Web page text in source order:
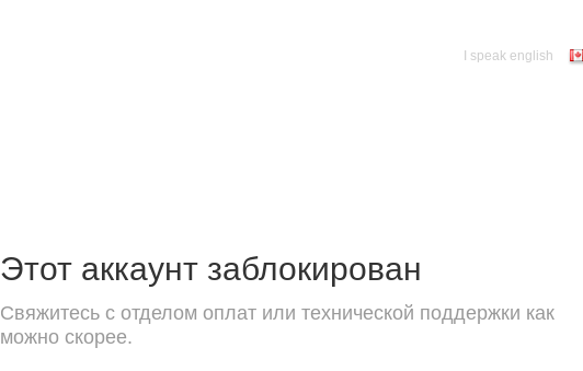
I speak english
Этот аккаунт заблокирован
Свяжитесь с отделом оплат или технической поддержки как
можно скорее.